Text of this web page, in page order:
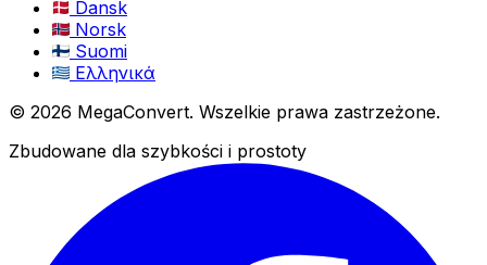
Dansk
Norsk
Suomi
Ελληνικά
© 2026 MegaConvert. Wszelkie prawa zastrzeżone.
Zbudowane dla szybkości i prostoty